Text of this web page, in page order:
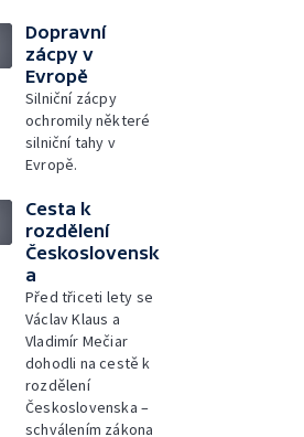
Dopravní
zácpy v
Evropě
Silniční zácpy
ochromily některé
silniční tahy v
Evropě.
Cesta k
rozdělení
Československ
a
Před třiceti lety se
Václav Klaus a
Vladimír Mečiar
dohodli na cestě k
rozdělení
Československa –
schválením zákona